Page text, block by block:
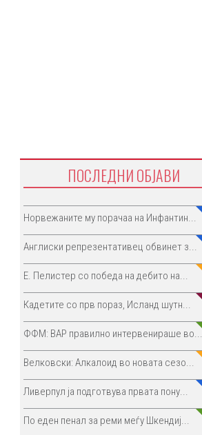
ПОСЛЕДНИ ОБЈАВИ
Норвежаните му порачаа на Инфантин...
Англиски репрезентативец обвинет з...
E. Пелистер со победа на дебито на...
Кадетите со прв пораз, Исланд шутн...
ФФМ: ВАР правилно интервенираше во...
Велковски: Алкалоид во новата сезо...
Ливерпул ја подготвува првата пону...
По еден пенал за реми меѓу Шкендиј...